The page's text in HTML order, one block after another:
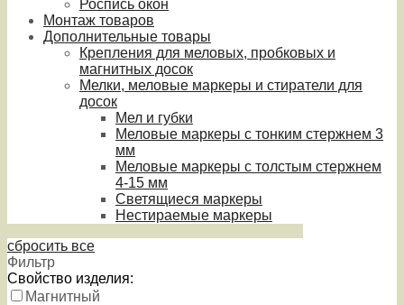
Роспись окон
Монтаж товаров
Дополнительные товары
Крепления для меловых, пробковых и
магнитных досок
Мелки, меловые маркеры и стиратели для
досок
Мел и губки
Меловые маркеры с тонким стержнем 3
мм
Меловые маркеры с толстым стержнем
4-15 мм
Светящиеся маркеры
Нестираемые маркеры
сбросить все
Фильтр
Свойство изделия:
Магнитный